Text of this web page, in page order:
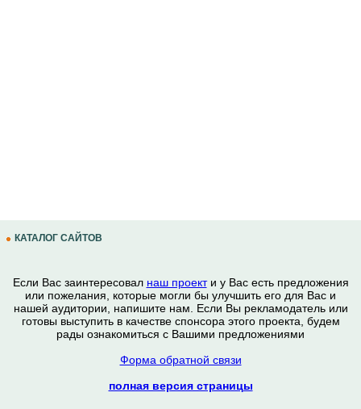
КАТАЛОГ САЙТОВ
Если Вас заинтересовал наш проекти у Вас есть предложения
или пожелания, которые могли бы улучшить его для Вас и
нашей аудитории, напишите нам. Если Вы рекламодатель или
готовы выступить в качестве спонсора этого проекта, будем
рады ознакомиться с Вашими предложениями
Форма обратной связи
полная версия страницы